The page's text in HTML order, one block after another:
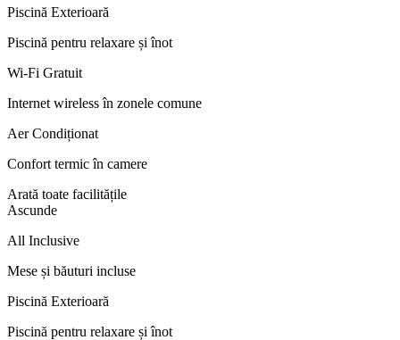
Piscină Exterioară
Piscină pentru relaxare și înot
Wi-Fi Gratuit
Internet wireless în zonele comune
Aer Condiționat
Confort termic în camere
Arată toate facilitățile
Ascunde
All Inclusive
Mese și băuturi incluse
Piscină Exterioară
Piscină pentru relaxare și înot